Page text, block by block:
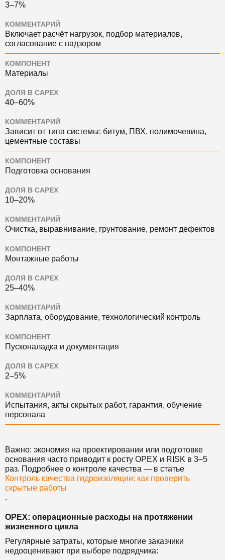
3–7%
КОММЕНТАРИЙ
Включает расчёт нагрузок, подбор материалов,
согласование с надзором
КОМПОНЕНТ
Материалы
ДОЛЯ В CAPEX
40–60%
КОММЕНТАРИЙ
Зависит от типа системы: битум, ПВХ, полимочевина,
цементные составы
КОМПОНЕНТ
Подготовка основания
ДОЛЯ В CAPEX
10–20%
КОММЕНТАРИЙ
Очистка, выравнивание, грунтование, ремонт дефектов
КОМПОНЕНТ
Монтажные работы
ДОЛЯ В CAPEX
25–40%
КОММЕНТАРИЙ
Зарплата, оборудование, технологический контроль
КОМПОНЕНТ
Пусконаладка и документация
ДОЛЯ В CAPEX
2–5%
КОММЕНТАРИЙ
Испытания, акты скрытых работ, гарантия, обучение
персонала
Важно: экономия на проектировании или подготовке
основания часто приводит к росту OPEX и RISK в 3–5
раз. Подробнее о контроле качества — в статье
Контроль качества гидроизоляции: как проверить
скрытые работы
.
OPEX: операционные расходы на протяжении
жизненного цикла
Регулярные затраты, которые многие заказчики
недооценивают при выборе подрядчика: